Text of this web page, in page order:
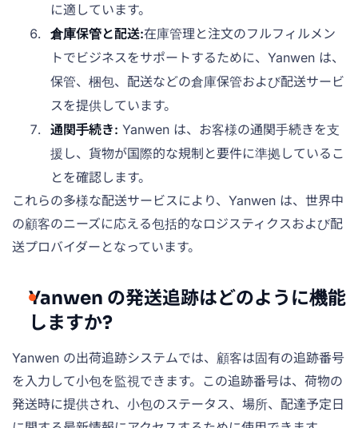
に適しています。
倉庫保管と配送:在庫管理と注文のフルフィルメン
トでビジネスをサポートするために、Yanwen は、
保管、梱包、配送などの倉庫保管および配送サービ
スを提供しています。
通関手続き: Yanwen は、お客様の通関手続きを支
援し、貨物が国際的な規制と要件に準拠しているこ
とを確認します。
これらの多様な配送サービスにより、Yanwen は、世界中
の顧客のニーズに応える包括的なロジスティクスおよび配
送プロバイダーとなっています。
Yanwen の発送追跡はどのように機能
しますか?
Yanwen の出荷追跡システムでは、顧客は固有の追跡番号
を入力して小包を監視できます。この追跡番号は、荷物の
発送時に提供され、小包のステータス、場所、配達予定日